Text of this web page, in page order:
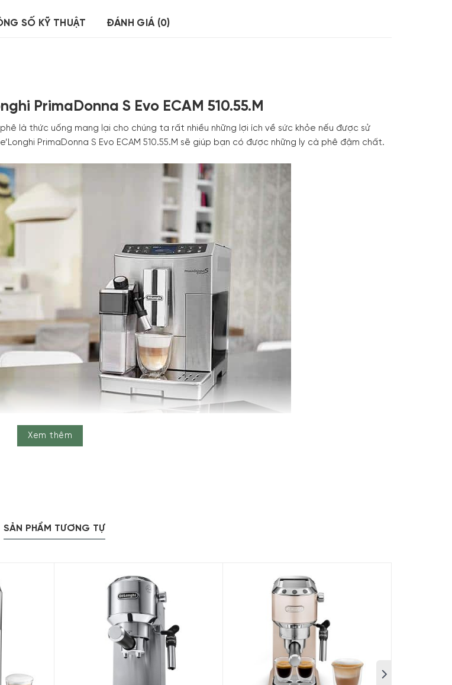
SỐ KỸ THUẬT ĐÁNH GIÁ (0)
PrimaDonna S Evo ECAM 510.55.M
là thức uống mang lại cho chúng ta rất nhiều những lợi ích về sức khỏe nếu được sử
PrimaDonna S Evo ECAM 510.55.M sẽ giúp bạn có được những ly cà phê đậm chất.
máy pha cà phê espresso
Xem thêm
SẢN PHẨM TƯƠNG TỰ